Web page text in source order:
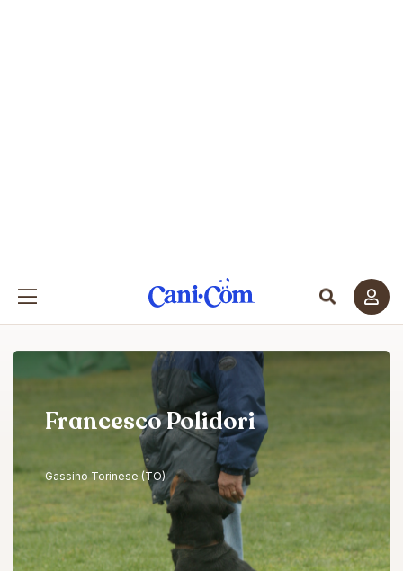
Francesco Polidori
Gassino Torinese (TO)